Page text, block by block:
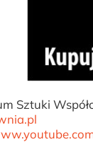
Sztuki